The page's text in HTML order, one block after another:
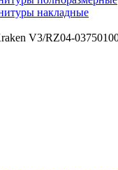
накладные